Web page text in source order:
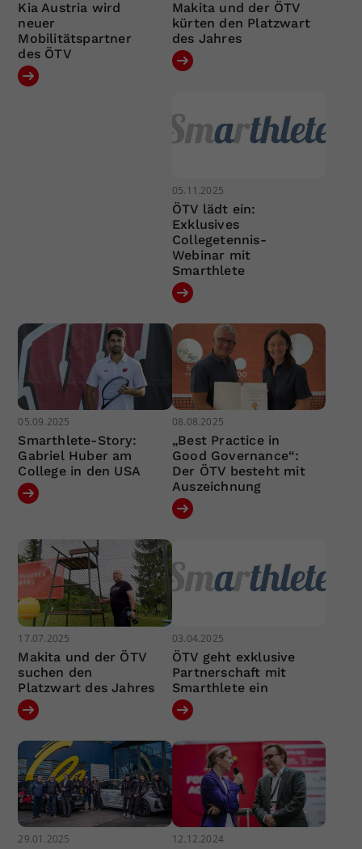
Kia Austria wird
neuer
Mobilitätspartner
des ÖTV
Makita und der ÖTV
kürten den Platzwart
des Jahres
05.11.2025
ÖTV lädt ein:
Exklusives
Collegetennis-
Webinar mit
Smarthlete
05.09.2025
Smarthlete-Story:
Gabriel Huber am
College in den USA
08.08.2025
„Best Practice in
Good Governance“:
Der ÖTV besteht mit
Auszeichnung
17.07.2025
Makita und der ÖTV
suchen den
Platzwart des Jahres
03.04.2025
ÖTV geht exklusive
Partnerschaft mit
Smarthlete ein
29.01.2025 12.12.2024